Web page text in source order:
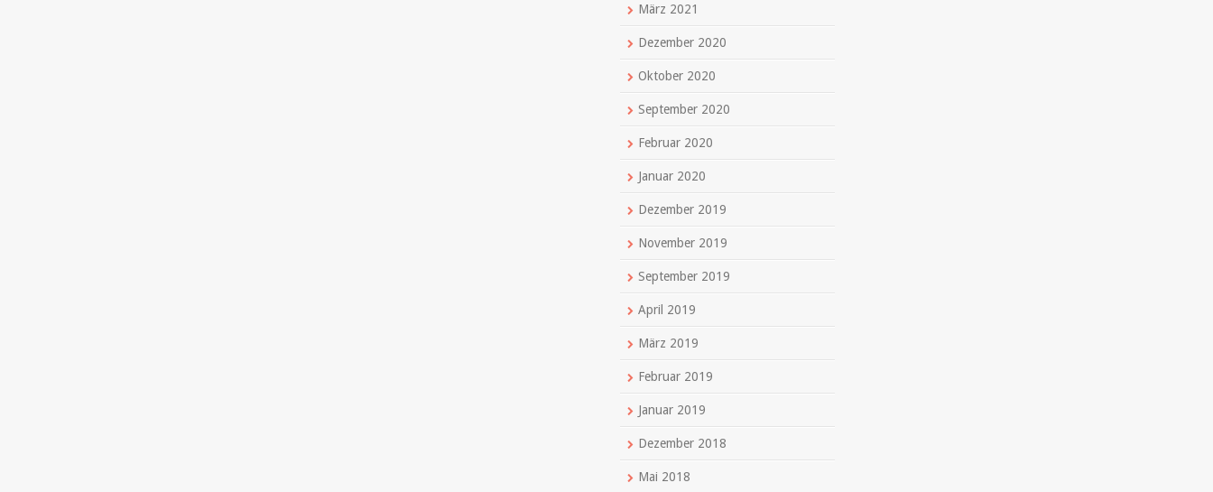
März 2021
Dezember 2020
Oktober 2020
September 2020
Februar 2020
Januar 2020
Dezember 2019
November 2019
September 2019
April 2019
März 2019
Februar 2019
Januar 2019
Dezember 2018
Mai 2018